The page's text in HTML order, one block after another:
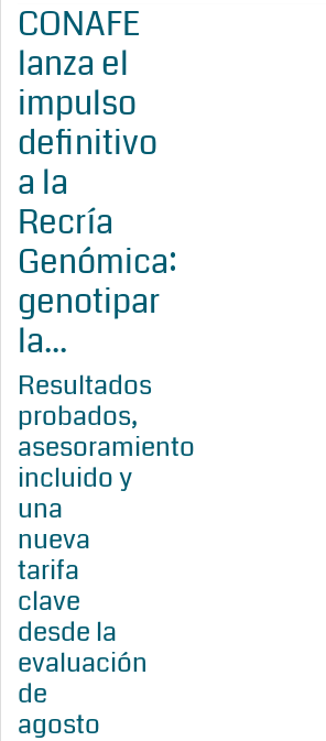
CONAFE
lanza el
impulso
definitivo
a la
Recría
Genómica:
genotipar
la...
Resultados
probados,
asesoramiento
incluido y
una
nueva
tarifa
clave
desde la
evaluación
de
agosto